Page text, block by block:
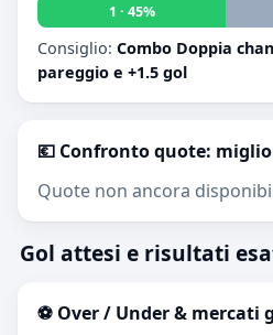
1 · 45%
Consiglio: Combo Doppia
pareggio e +1.5 gol
💶 Confronto quote:
Quote non ancora
Gol attesi e risultati
⚽ Over / Under & mercati